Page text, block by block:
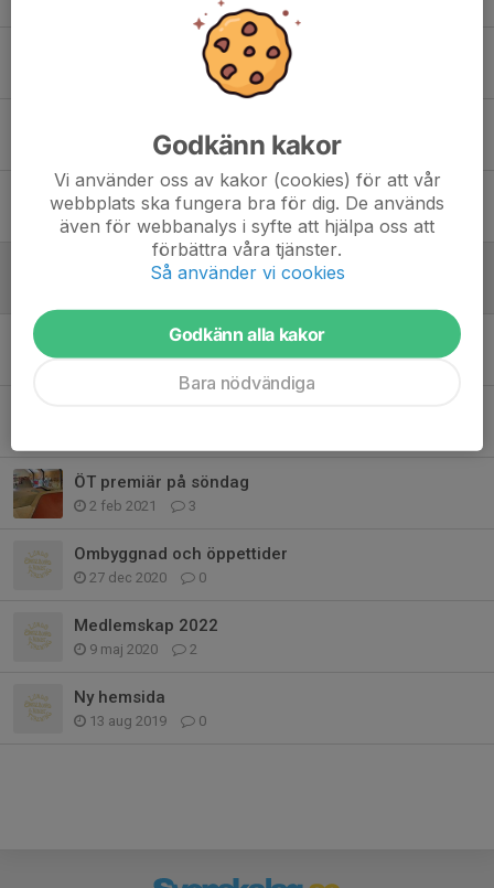
0
17 sep 2024 0
Årsmöte 2024 - tisdag 7 maj kl 19:30
16 apr 2024
Årsmöte 2023 - handlingar
Årsmöte (annual meeting) 6 mars
5 feb 2023 0
ÖT premiär på söndag
2 feb 2021 3
Ombyggnad och öppettider
27 dec 2020 0
Medlemskap 2022
9 maj 2020 2
Ny hemsida
13 aug 2019 0
Godkänn kakor
Vi använder oss av kakor (cookies) för att vår
webbplats ska fungera bra för dig. De används
även för webbanalys i syfte att hjälpa oss att
förbättra våra tjänster.
Så använder vi cookies
Godkänn alla kakor
Bara nödvändiga